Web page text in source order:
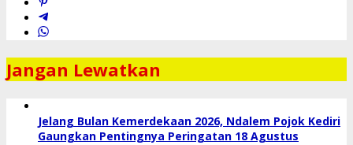
Jangan Lewatkan
Jelang Bulan Kemerdekaan 2026, Ndalem Pojok Kediri
Gaungkan Pentingnya Peringatan 18 Agustus